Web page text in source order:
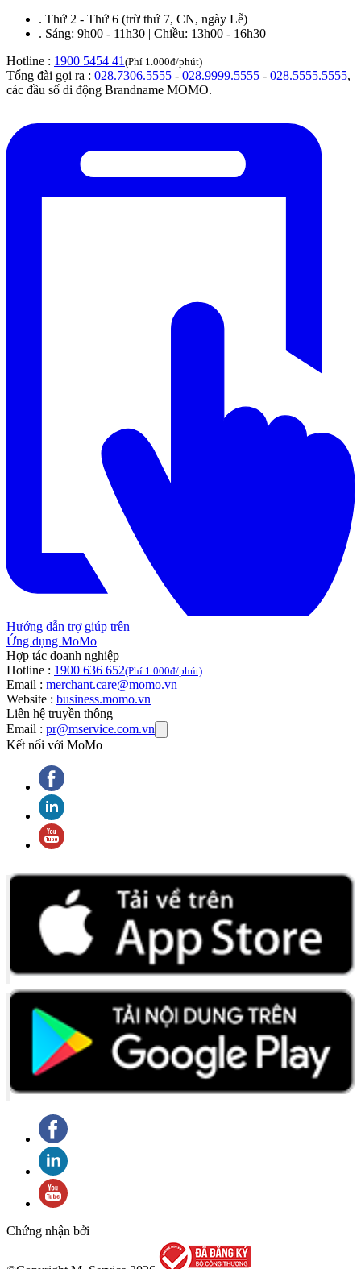
. Thứ 2 - Thứ 6 (trừ thứ 7, CN, ngày Lễ)
. Sáng: 9h00 - 11h30 | Chiều: 13h00 - 16h30
Hotline : 1900 5454 41 (Phí 1.000đ/phút)
Tổng đài gọi ra : 028.7306.5555 - 028.9999.5555 - 028.5555.5555,
các đầu số di động Brandname MOMO.
Hướng dẫn trợ giúp trên
Ứng dụng MoMo
Hợp tác doanh nghiệp
Hotline : 1900 636 652(Phí 1.000đ/phút)
Email : merchant.care@momo.vn
Website : business.momo.vn
Liên hệ truyền thông
Email : pr@mservice.com.vn
Kết nối với MoMo
Chứng nhận bởi